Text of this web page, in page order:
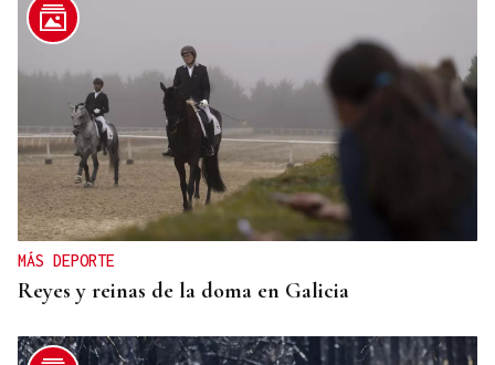
MÁS DEPORTE
Reyes y reinas de la doma en Galicia